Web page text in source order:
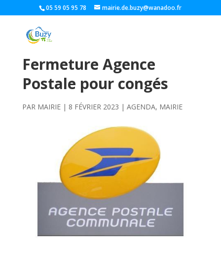
05 59 05 95 78 mairie.de.buzy@wanadoo.fr
Fermeture Agence
Postale pour congés
PAR MAIRIE| 8 FÉVRIER 2023 | AGENDA, MAIRIE